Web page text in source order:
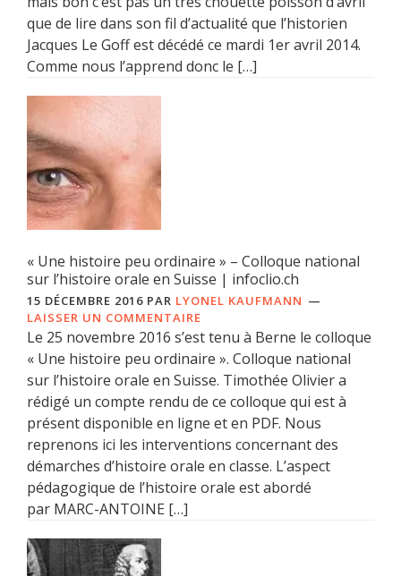
que de lire dans son fil d’actualité que l’historien
Jacques Le Goff est décédé ce mardi 1er avril 2014.
Comme nous l’apprend donc le […]
« Une histoire peu ordinaire » – Colloque national
sur l’histoire orale en Suisse | infoclio.ch
15 DÉCEMBRE 2016 PAR LYONEL KAUFMANN
LAISSER UN COMMENTAIRE
Le 25 novembre 2016 s’est tenu à Berne le colloque
« Une histoire peu ordinaire ». Colloque national
sur l’histoire orale en Suisse. Timothée Olivier a
rédigé un compte rendu de ce colloque qui est à
présent disponible en ligne et en PDF. Nous
reprenons ici les interventions concernant des
démarches d’histoire orale en classe. L’aspect
pédagogique de l’histoire orale est abordé
par MARC-ANTOINE […]